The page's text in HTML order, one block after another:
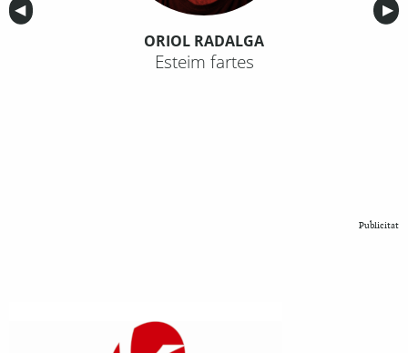
Anterior
◀︎ ▶︎
ORIOL RADALGA
Esteim fartes
Publicitat